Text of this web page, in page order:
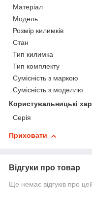
Матеріал
Модель
Розмір килимків
Стан
Тип килимка
Тип комплекту
Сумісність з маркою
Сумісність з моделлю
Користувальницькі
Серія
Приховати
Відгуки про товар
Ще немає відгуків про